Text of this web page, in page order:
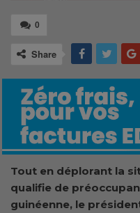
0
Share
Tout en déplorant la
qualifie de
guinéenne, le